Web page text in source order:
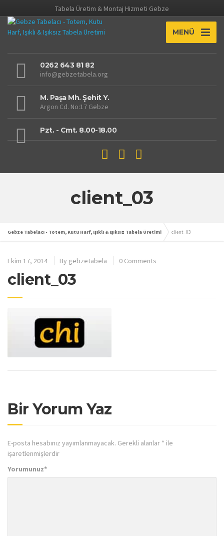
Tabela Üretim & Montaj Hizmeti Gebze
MENÜ
0262 643 81 82
info@gebzetabela.org
M. Paşa Mh. Şehit Y.
Argon Cd. No:17 Gebze
Pzt. - Cmt. 8.00-18.00
client_03
Gebze Tabelacı - Totem, Kutu Harf, Işıklı & Işıksız Tabela Üretimi client_03
Ekim 17, 2014 By gebzetabela 0 Comments
client_03
Bir Yorum Yaz
E-posta hesabınız yayımlanmayacak. Gerekli alanlar * ile
işaretlenmişlerdir
Yorumunuz*